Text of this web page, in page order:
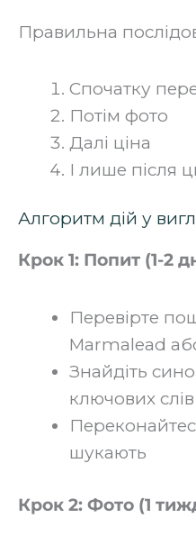
‍Правильна
Спочатку
Потім фото
Далі ціна
І лише після
Алгоритм дій у
Крок 1: Попит (1-2
Перевірте
Marmalead
Знайдіть
ключових слів
шукають‍
Крок 2: Фото (1